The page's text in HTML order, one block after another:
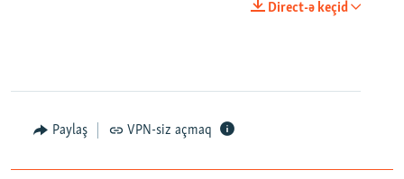
Direct-ə keçid
Paylaş VPN-siz açmaq